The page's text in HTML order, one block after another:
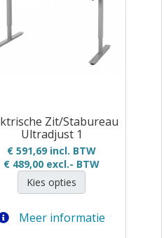
Zit/Stabureau
Ultradjust 1
€ 591,69 incl. BTW
€ 489,00 excl.- BTW
Kies opties
Meer informatie